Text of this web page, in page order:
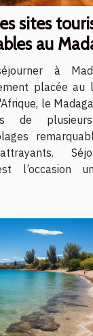
sites
au
à
placée au
le
de
l’occasion